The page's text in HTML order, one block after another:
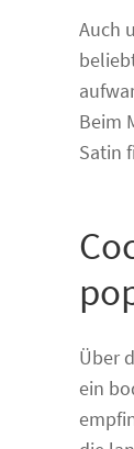
Auch
Beim
Satin
Über
ein